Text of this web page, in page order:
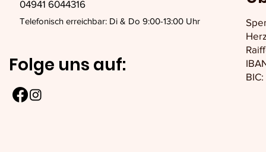
04941 6044316
Telefonisch erreichbar: Di & Do 9:00-13:00 Uhr
Folge uns auf: